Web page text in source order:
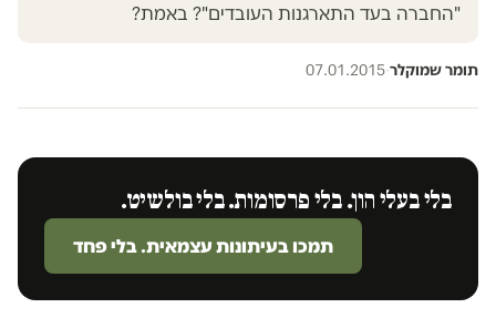
"החברה בעד התארגנות העובדים"? באמת?
תומר שמוקלר·
07.01.2015
בלי בעלי הון. בלי פרסומות. בלי בולשיט.
תמכו בעיתונות עצמאית. בלי פחד